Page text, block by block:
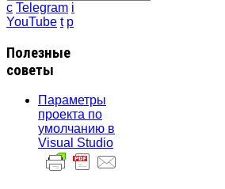
c Telegram i
YouTube t p
Полезные
советы
Параметры
проекта по
умолчанию в
Visual Studio